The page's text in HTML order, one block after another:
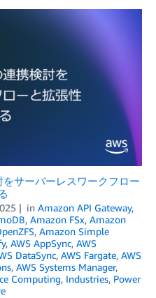
サーバーレスワークフロー
in Amazon API Gateway,
, Amazon FSx, Amazon
, Amazon Simple
, AWS AppSync, AWS
DataSync, AWS Fargate, AWS
, AWS Systems Manager,
Computing, Industries, Power